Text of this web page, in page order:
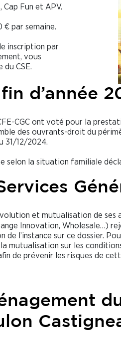
Fun et APV.
€ par semaine.
inscription par
vous
CSE.
d’année
CGC ont voté pour la
des ouvrants-droit du
31/12/2024.
selon la situation familiale
et mutualisation de ses
Innovation, Wholesale…)
de l’instance sur ce dossier.
mutualisation sur les
de prévenir les risques de